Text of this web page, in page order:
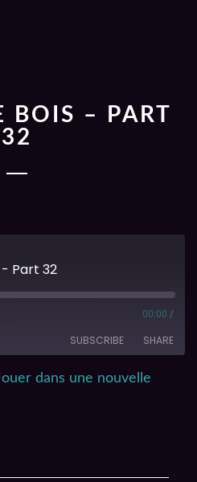
BOIS – PART
32
- Part 32
00:00 /
SUBSCRIBE SHARE
dans une nouvelle